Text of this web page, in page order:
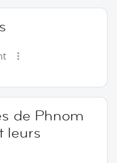
de Phnom
leurs